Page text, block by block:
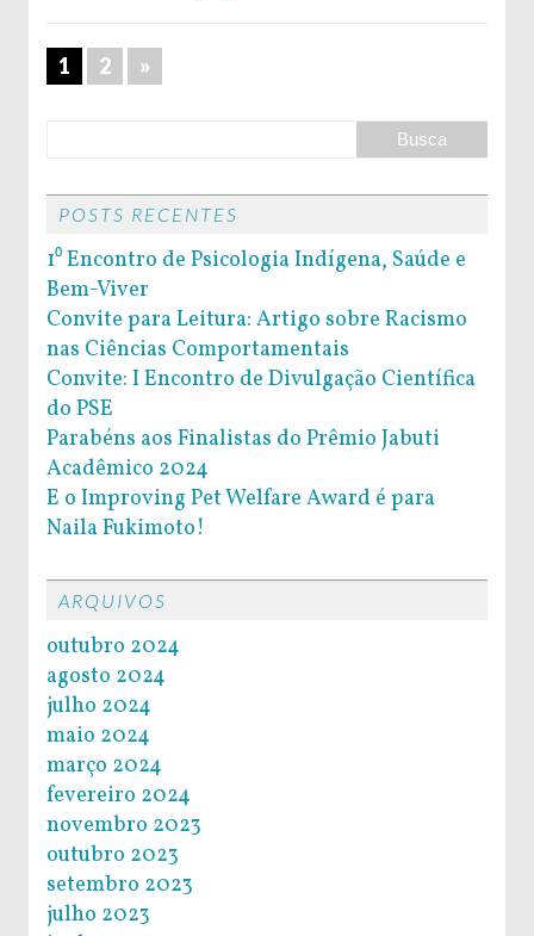
1 2 »
POSTS RECENTES
1⁰ Encontro de Psicologia Indígena, Saúde e
Bem-Viver
Convite para Leitura: Artigo sobre Racismo
nas Ciências Comportamentais
Convite: I Encontro de Divulgação Científica
do PSE
Parabéns aos Finalistas do Prêmio Jabuti
Acadêmico 2024
E o Improving Pet Welfare Award é para
Naila Fukimoto!
ARQUIVOS
outubro 2024
agosto 2024
julho 2024
maio 2024
março 2024
fevereiro 2024
novembro 2023
outubro 2023
setembro 2023
julho 2023